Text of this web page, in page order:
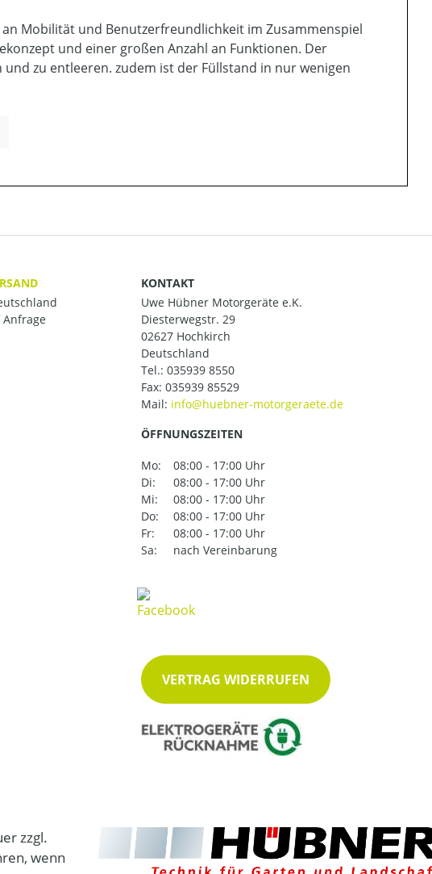
Mobilität und Benutzerfreundlichkeit im Zusammenspiel
und einer großen Anzahl an Funktionen. Der
zu entleeren. zudem ist der Füllstand in nur wenigen
KONTAKT
Uwe Hübner Motorgeräte e.K.
Diesterwegstr. 29
02627 Hochkirch
Deutschland
Tel.: 035939 8550
Fax: 035939 85529
Mail:
ÖFFNUNGSZEITEN
Mo:
08:00 - 17:00 Uhr
Di:
08:00 - 17:00 Uhr
Mi:
08:00 - 17:00 Uhr
Do:
08:00 - 17:00 Uhr
Fr:
08:00 - 17:00 Uhr
Sa:
nach Vereinbarung
VERTRAG WIDERRUFEN
zzgl.
wenn